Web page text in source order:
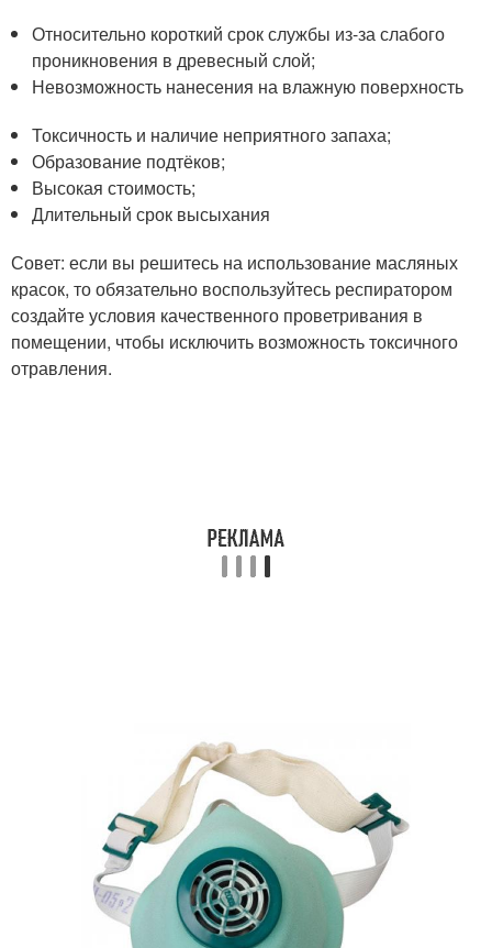
Относительно короткий срок службы из-за слабого
проникновения в древесный слой;
Невозможность нанесения на влажную поверхность
Токсичность и наличие неприятного запаха;
Образование подтёков;
Высокая стоимость;
Длительный срок высыхания
Совет: если вы решитесь на использование масляных
красок, то обязательно воспользуйтесь респиратором
создайте условия качественного проветривания в
помещении, чтобы исключить возможность токсичного
отравления.